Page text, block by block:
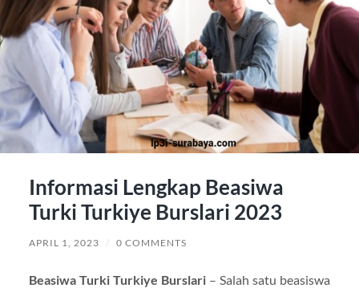
Informasi Lengkap Beasiwa
Turki Turkiye Burslari 2023
APRIL 1, 2023 / 0 COMMENTS
Beasiwa Turki Turkiye Burslari– Salah satu beasiswa